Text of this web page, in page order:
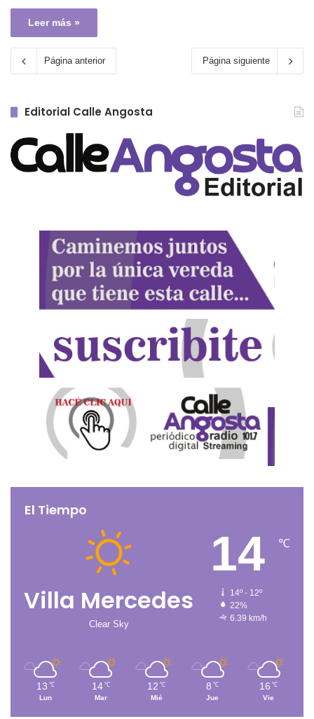
Leer más »
Página anterior Página siguiente
Editorial Calle Angosta
El Tiempo
Villa Mercedes
Clear Sky
14 ℃
14º - 12º
22%
6.39 km/h
13 ℃
Lun
14 ℃
Mar
12 ℃
Mié
8 ℃
Jue
16 ℃
Vie